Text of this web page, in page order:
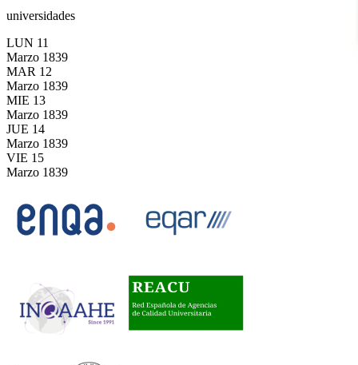
universidades
LUN 11
Marzo 1839
MAR 12
Marzo 1839
MIE 13
Marzo 1839
JUE 14
Marzo 1839
VIE 15
Marzo 1839